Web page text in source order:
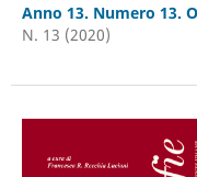
Anno 13. Numero 13.
N. 13 (2020)